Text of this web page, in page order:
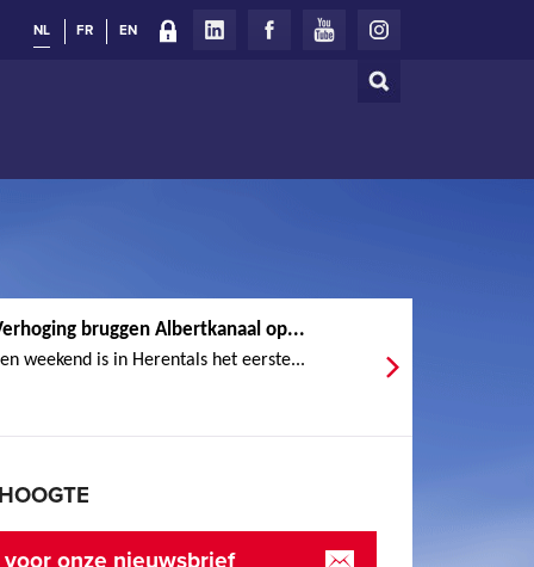
Zoeken
NL FR EN
bruggen Albertkanaal op...
weekend is in Herentals het eerste...
onze nieuwsbrief